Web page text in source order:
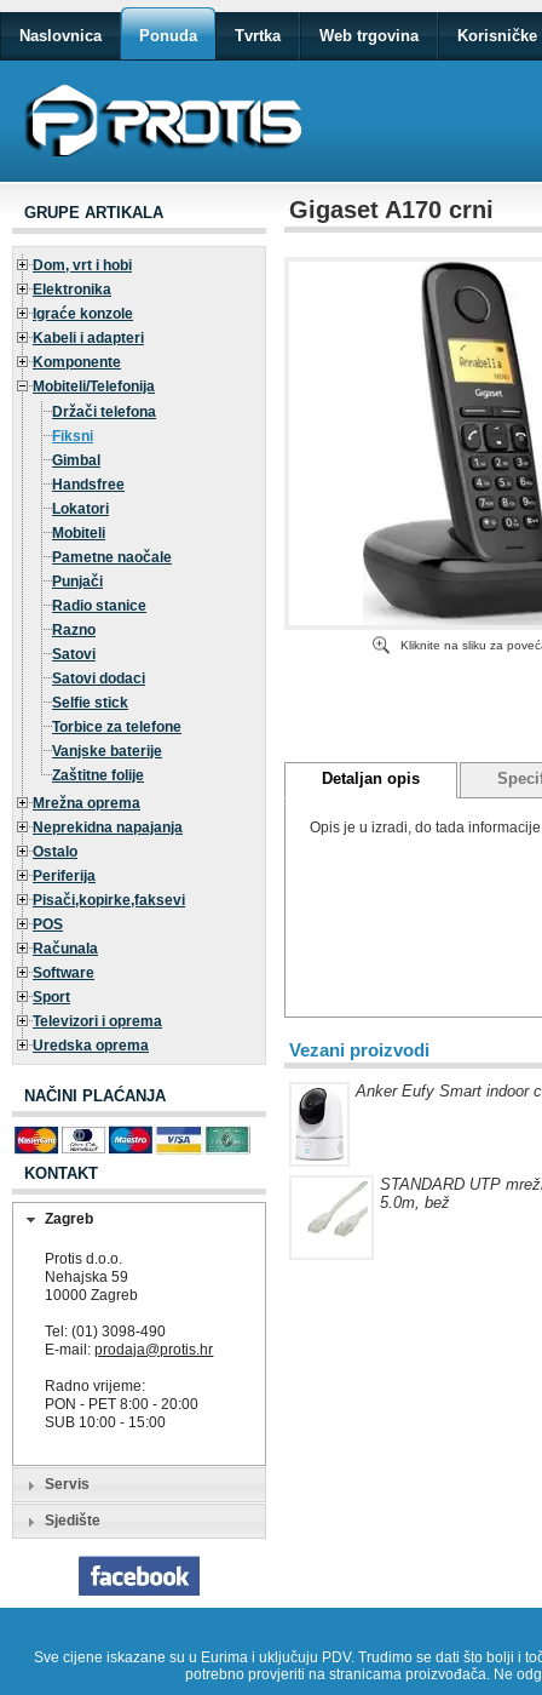
Naslovnica Ponuda Tvrtka Web trgovina Korisničke
GRUPE ARTIKALA
Dom, vrt i hobi
Elektronika
Igraće konzole
Kabeli i adapteri
Komponente
Mobiteli/Telefonija
Držači telefona
Fiksni
Gimbal
Handsfree
Lokatori
Mobiteli
Pametne naočale
Punjači
Radio stanice
Razno
Satovi
Satovi dodaci
Selfie stick
Torbice za telefone
Vanjske baterije
Zaštitne folije
Mrežna oprema
Neprekidna napajanja
Ostalo
Periferija
Pisači,kopirke,faksevi
POS
Računala
Software
Sport
Televizori i oprema
Uredska oprema
NAČINI PLAĆANJA
KONTAKT
Zagreb
Protis d.o.o.
Nehajska 59
10000 Zagreb
Tel: (01) 3098-490
E-mail:prodaja@protis.hr
Radno vrijeme:
PON - PET 8:00 - 20:00
SUB 10:00 - 15:00
Servis
Sjedište
Gigaset A170 crni
Kliknite na sliku za
Detaljan opis
Opis je u izradi, do tada
Vezani proizvodi
Anker Eufy Smart indoor
STANDARD UTP
5.0m, bež
Sve cijene iskazane su u Eurima i uključuju PDV. Trudimo se dati što bolji i
potrebno provjeriti na stranicama proizvođača. Ne